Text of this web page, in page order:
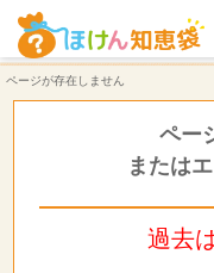
ページが存在しません | ほけん知恵袋
ページが存在しません
ペー
または
過去